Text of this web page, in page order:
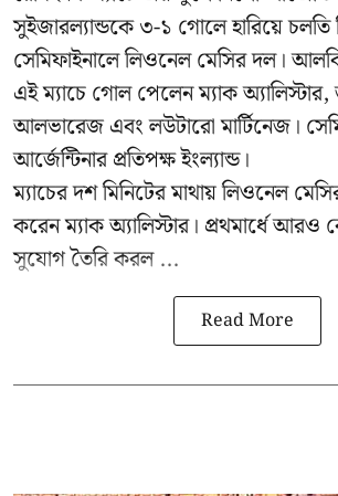
সুইজারল্যান্ডকে ৩-১ গোলে হারিয়ে চলতি
সেমিফাইনালে লিওনেল মেসির দল।
এই ম্যাচে গোল পেলেন ম্যাক
আলভারেজ এবং লউটারো মার্টিনেজ।
আর্জেন্টিনার প্রতিপক্ষ ইংল্যান্ড।
ম্যাচের দশ মিনিটের মাথায় লিওনেল
করেন ম্যাক অ্যালিস্টার। প্রথমার্ধে
সুযোগ তৈরি করল ...
Read More